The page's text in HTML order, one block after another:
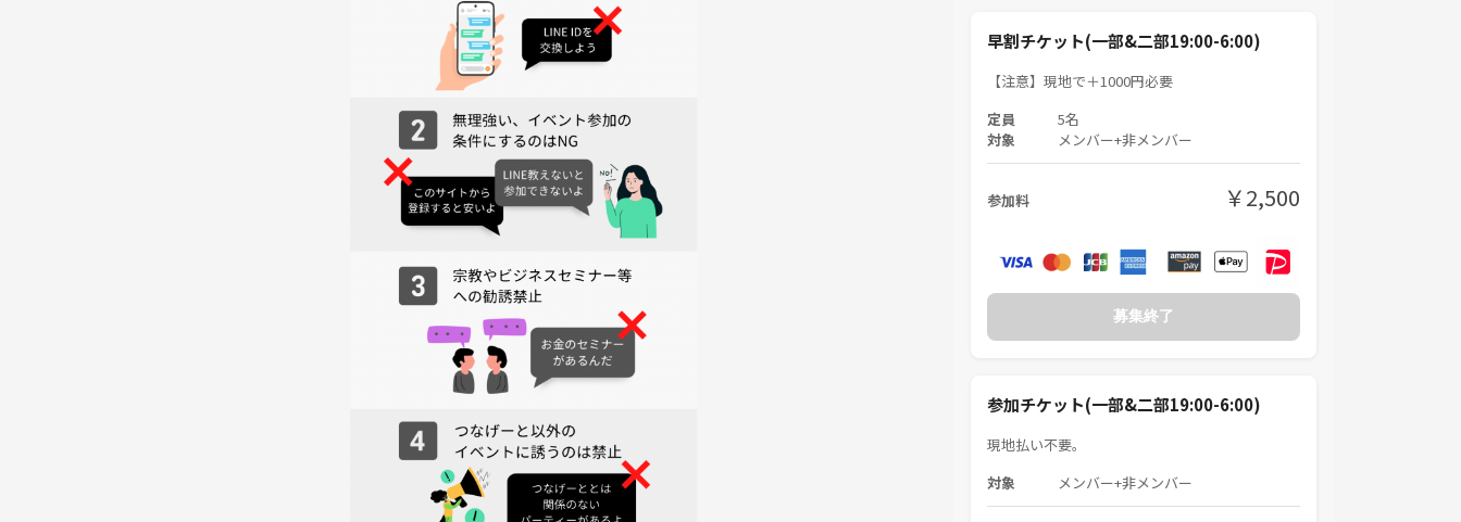
・イベント内容や参加者の写真、動画の無許可でのSNS投稿
イベントの雰囲気を壊す行動をされる方や、運営の指示に従わない方は、参加をお断りする場合があります。皆さん
が安心して楽しめる場を作るため、ご協力をお願いいたします。
さあ、金曜日の夜を思いっきり楽しみましょう！皆さんのご参加を心よりお待ちしています！
早割チケット(一部&二部19:00-6:00)
【注意】現地で＋1000円必要
定員 5名
対象 メンバー+非メンバー
参加料 ￥2,500
募集終了
参加チケット(一部&二部19:00-6:00)
現地払い不要。
対象
メンバー+非メンバー